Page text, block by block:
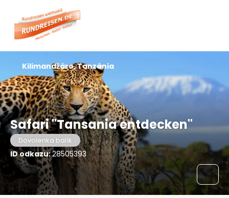
Safari "Tansania entdecken"
Dovolenka balík
ID odkazu:28505393
Kilimandžáro, Tanzánia